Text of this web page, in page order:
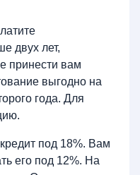
двух лет,
принести вам
выгодно на
года. Для
под 18%. Вам
его под 12%. На